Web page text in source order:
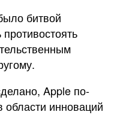
битвой
Apple по-
инноваций